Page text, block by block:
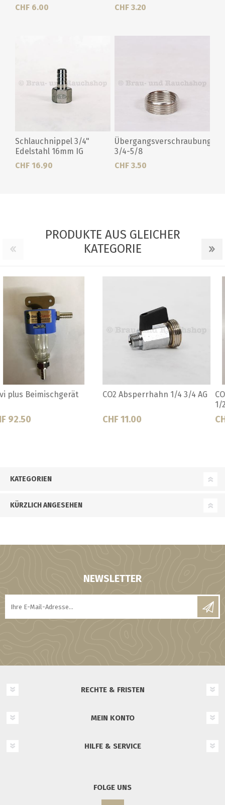
CHF 6.00 CHF 3.20
Schlauchnippel 3/4"
Edelstahl 16mm IG
CHF 16.90
Übergangsverschraubung
3/4-5/8
CHF 3.50
PRODUKTE AUS GLEICHER
KATEGORIE
CO2 Absperrhahn 2-Leitig 3x
CHF 42.00
CO2 Absperrhahn 2-Leitig 3x
CHF 42.00
KATEGORIEN
KÜRZLICH ANGESEHEN
NEWSLETTER
RECHTE & FRISTEN
MEIN KONTO
HILFE & SERVICE
FOLGE UNS